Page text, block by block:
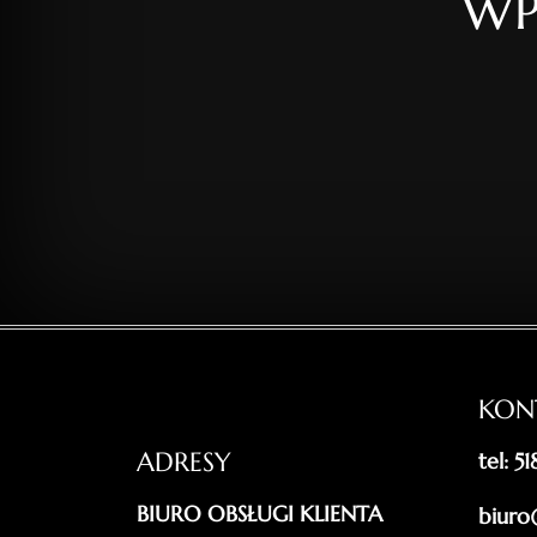
ADRESY
BIURO OBSŁUGI KLIENTA
tel: